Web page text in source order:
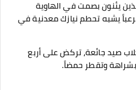
يئنون بصمت في الهاوية
يشبه تحطم نيازك معدنية في
صيد جائعة، تركض على أربع
وتقطر حمضاً.